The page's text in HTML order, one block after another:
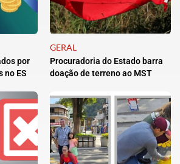
por
no ES
GERAL
Procuradoria do Estado barra
doação de terreno ao MST